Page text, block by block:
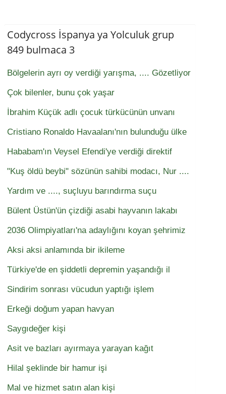
Codycross İspanya ya Yolculuk grup
849 bulmaca 3
Bölgelerin ayrı oy verdiği yarışma, .... Gözetliyor
Çok bilenler, bunu çok yaşar
İbrahim Küçük adlı çocuk türkücünün unvanı
Cristiano Ronaldo Havaalanı'nın bulunduğu ülke
Hababam'ın Veysel Efendi'ye verdiği direktif
"Kuş öldü beybi" sözünün sahibi modacı, Nur ....
Yardım ve ...., suçluyu barındırma suçu
Bülent Üstün'ün çizdiği asabi hayvanın lakabı
2036 Olimpiyatları'na adaylığını koyan şehrimiz
Aksi aksi anlamında bir ikileme
Türkiye'de en şiddetli depremin yaşandığı il
Sindirim sonrası vücudun yaptığı işlem
Erkeği doğum yapan havyan
Saygıdeğer kişi
Asit ve bazları ayırmaya yarayan kağıt
Hilal şeklinde bir hamur işi
Mal ve hizmet satın alan kişi